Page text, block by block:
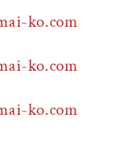
ko.com
ko.com
ko.com